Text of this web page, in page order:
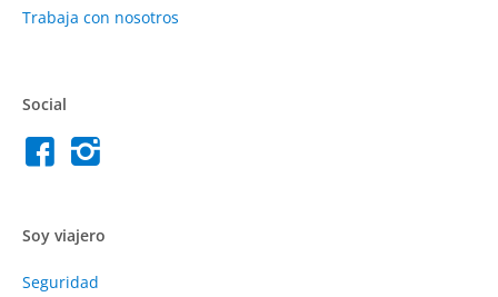
Trabaja con nosotros
Social
Soy viajero
Seguridad